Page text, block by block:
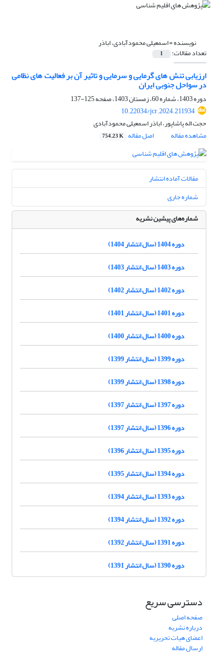
نویسنده =اسمعیلی محمودآبادی، اباذر
تعداد مقالات: 1
ارزیابی تنش های گرمایی و سرمایی و تاثیر آن بر فعالیت های نظامی
در سواحل جنوبی ایران
دوره 1403، شماره 60، زمستان 1403، صفحه
125-137
10.22034/jcr.2024.211934
حجت اله پاشاپور، اباذر اسمعیلی محمودآبادی
مشاهده مقاله
اصل مقاله 754.23 K
مقالات آماده انتشار
شماره جاری
شماره‌های پیشین نشریه
دوره 1404 (سال انتشار 1404)
دوره 1403 (سال انتشار 1403)
دوره 1402 (سال انتشار 1402)
دوره 1401 (سال انتشار 1401)
دوره 1400 (سال انتشار 1400)
دوره 1399 (سال انتشار 1399)
دوره 1398 (سال انتشار 1399)
دوره 1397 (سال انتشار 1397)
دوره 1396 (سال انتشار 1397)
دوره 1395 (سال انتشار 1396)
دوره 1394 (سال انتشار 1395)
دوره 1393 (سال انتشار 1394)
دوره 1392 (سال انتشار 1394)
دوره 1391 (سال انتشار 1392)
دوره 1390 (سال انتشار 1391)
دسترسی سریع
صفحه اصلی
درباره نشریه
اعضای هیات تحریریه
ارسال مقاله